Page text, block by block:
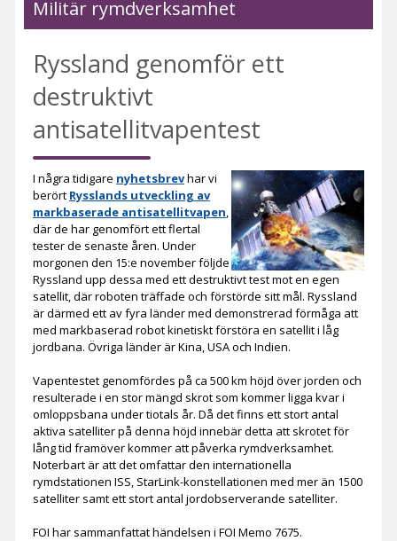
Militär rymdverksamhet
Ryssland genomför ett
destruktivt
antisatellitvapentest
I några tidigare nyhetsbrevhar vi
berört Rysslands utveckling av
markbaserade antisatellitvapen,
där de har genomfört ett flertal
tester de senaste åren. Under
morgonen den 15:e november följde
Ryssland upp dessa med ett destruktivt test mot en egen
satellit, där roboten träffade och förstörde sitt mål. Ryssland
är därmed ett av fyra länder med demonstrerad förmåga att
med markbaserad robot kinetiskt förstöra en satellit i låg
jordbana. Övriga länder är Kina, USA och Indien.
Vapentestet genomfördes på ca 500 km höjd över jorden och
resulterade i en stor mängd skrot som kommer ligga kvar i
omloppsbana under tiotals år. Då det finns ett stort antal
aktiva satelliter på denna höjd innebär detta att skrotet för
lång tid framöver kommer att påverka rymdverksamhet.
Noterbart är att det omfattar den internationella
rymdstationen ISS, StarLink-konstellationen med mer än 1500
satelliter samt ett stort antal jordobserverande satelliter.
FOI har sammanfattat händelsen i FOI Memo 7675.